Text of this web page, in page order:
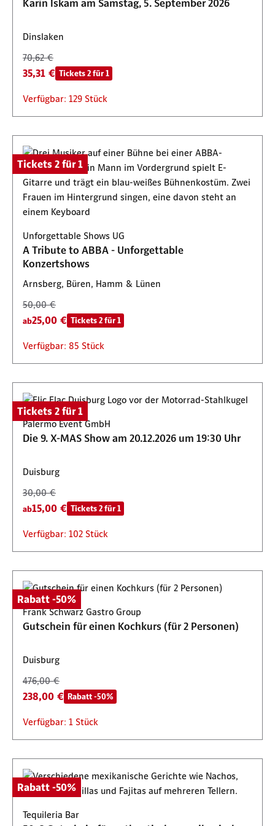
Karin Iskam am Samstag, 5. September 2026
Dinslaken
70,62 €
35,31 € Tickets 2 für 1
Verfügbar: 129 Stück
Tickets 2 für 1
Unforgettable Shows UG
A Tribute to ABBA - Unforgettable
Konzertshows
Arnsberg, Büren, Hamm & Lünen
50,00 €
ab25,00 € Tickets 2 für 1
Verfügbar: 85 Stück
Tickets 2 für 1
Palermo Event GmbH
Die 9. X-MAS Show am 20.12.2026 um 19:30 Uhr
Duisburg
30,00 €
ab15,00 € Tickets 2 für 1
Verfügbar: 102 Stück
Rabatt -50%
Frank Schwarz Gastro Group
Gutschein für einen Kochkurs (für 2 Personen)
Duisburg
476,00 €
238,00 € Rabatt -50%
Verfügbar: 1 Stück
Rabatt -50%
Tequileria Bar